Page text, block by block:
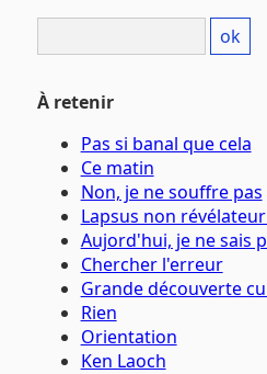
À retenir
Pas si banal que cela
Ce matin
Non, je ne souffre pas
Lapsus non
Aujord'hui, je ne sais
Chercher l'erreur
Grande découverte
Rien
Orientation
Ken Laoch